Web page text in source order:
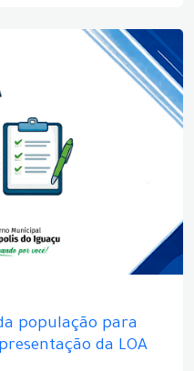
população para
da LOA